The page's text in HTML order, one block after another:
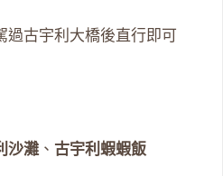
過古宇利大橋後直行即可
沙灘 、 古宇利蝦蝦飯